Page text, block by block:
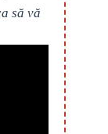
să vă